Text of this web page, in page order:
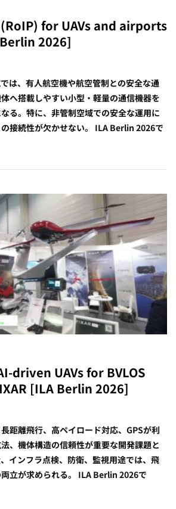
for UAVs and airports
2026]
は、有人航空機や航空管制との安全な通
へ搭載しやすい小型・軽量の通信機器を
る。特に、非管制空域での安全な運用に
接続性が欠かせない。 ILA Berlin 2026で
driven UAVs for BVLOS
[ILA Berlin 2026]
距離飛行、高ペイロード対応、GPSが利
、機体構造の信頼性が重要な開発課題と
インフラ点検、防衛、監視用途では、飛
立が求められる。 ILA Berlin 2026で